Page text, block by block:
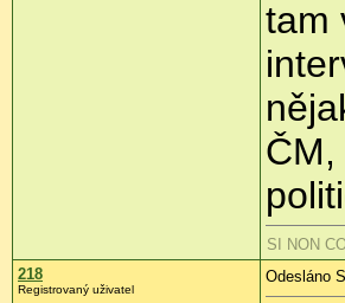
tam
SI NON
218
Registrovaný uživatel
Odesláno